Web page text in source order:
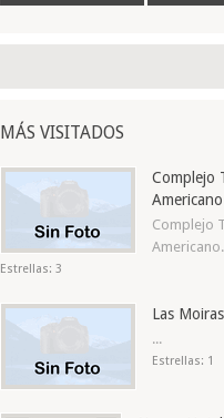
MÁS VISITADOS
Complejo
Americano
Complejo
Estrellas: 3
Las Moiras
...
Estrellas: 1